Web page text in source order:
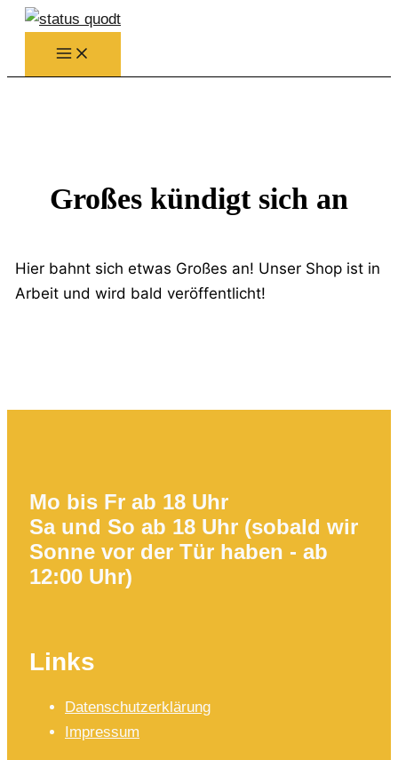
Zum
Inhalt
springen
Großes kündigt sich an
Hier bahnt sich etwas Großes an! Unser Shop ist in
Arbeit und wird bald veröffentlicht!
Mo bis Fr ab 18 Uhr
Sa und So ab 18 Uhr (sobald wir
Sonne vor der Tür haben - ab
12:00 Uhr)
Links
Datenschutzerklärung
Impressum